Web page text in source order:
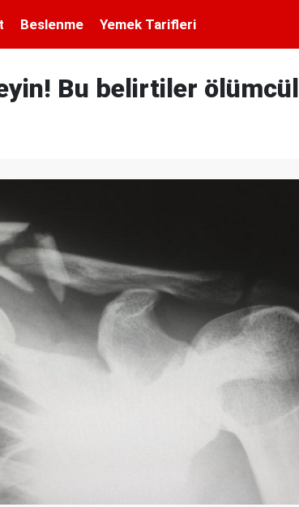
Beslenme Yemek Tarifleri
Bu belirtiler ölümcül